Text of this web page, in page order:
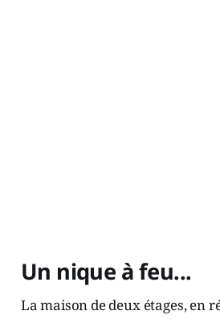
Un nique à feu...
La maison de deux étages, en